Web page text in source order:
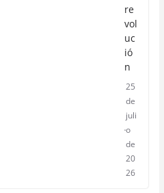
re
vol
uc
ió
n
25
de
juli
o
de
20
26